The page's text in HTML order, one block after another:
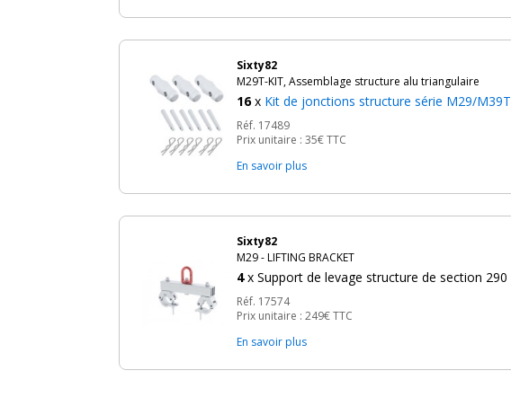
Sixty82
M29T-KIT, Assemblage structure alu triangulaire
16 x Kit de jonctions structure série M29/M39T
Réf. 17489
Prix unitaire : 35€TTC
En savoir plus
Sixty82
M29 - LIFTING BRACKET
4 x Support de levage structure de section 290
Réf. 17574
Prix unitaire : 249€TTC
En savoir plus